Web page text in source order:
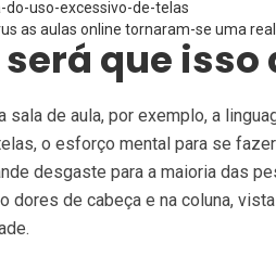
as aulas online tornaram-se uma
que isso
de aula, por exemplo, a
o esforço mental para se
desgaste para a maioria das
dores de cabeça e na coluna,